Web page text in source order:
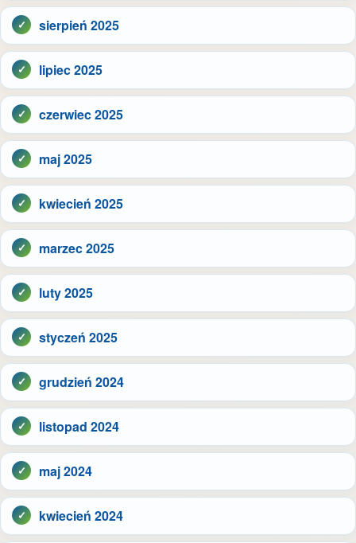
sierpień 2025
lipiec 2025
czerwiec 2025
maj 2025
kwiecień 2025
marzec 2025
luty 2025
styczeń 2025
grudzień 2024
listopad 2024
maj 2024
kwiecień 2024